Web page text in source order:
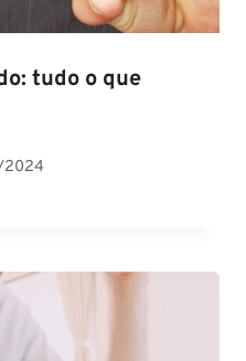
tudo o que